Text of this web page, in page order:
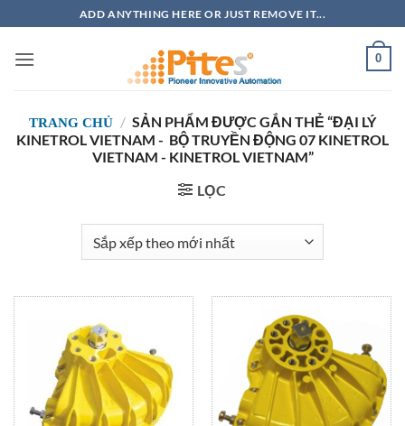
qua
nội
ADD ANYTHING HERE OR JUST REMOVE IT...
0
TRANG CHỦ / SẢN PHẨM ĐƯỢC GẮN THẺ “ĐẠI LÝ
KINETROL VIETNAM - BỘ TRUYỀN ĐỘNG 07 KINETROL
VIETNAM - KINETROL VIETNAM”
LỌC